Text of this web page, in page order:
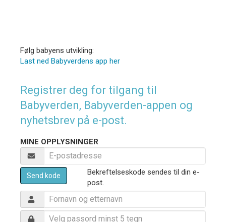
Følg babyens utvikling:
Last ned Babyverdens app her
Registrer deg for tilgang til
Babyverden, Babyverden-appen og
nyhetsbrev på e-post.
MINE OPPLYSNINGER
Send kode
Bekreftelseskode sendes til din e-
post.